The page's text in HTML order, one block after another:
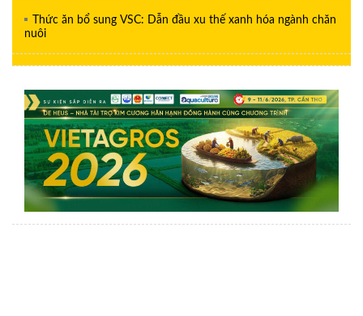
Thức ăn bổ sung VSC: Dẫn đầu xu thế xanh hóa ngành chăn
nuôi